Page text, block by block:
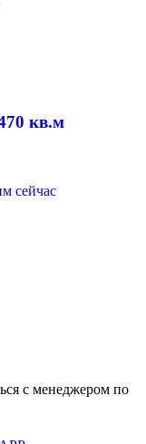
кв.м
сейчас
с менеджером по